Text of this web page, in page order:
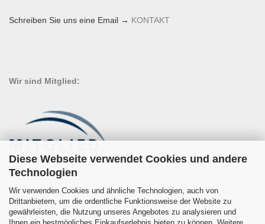
Diese Webseite verwendet Cookies und andere
Technologien
Wir verwenden Cookies und ähnliche Technologien, auch von
Drittanbietern, um die ordentliche Funktionsweise der Website zu
gewährleisten, die Nutzung unseres Angebotes zu analysieren und
Schreiben Sie uns eine Email → KONTAKT
Wir sind Mitglied: